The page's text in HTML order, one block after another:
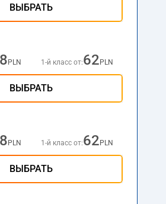
ВЫБРАТЬ
PLN 1-й класс от:62 PLN
ВЫБРАТЬ
PLN 1-й класс от:62 PLN
ВЫБРАТЬ